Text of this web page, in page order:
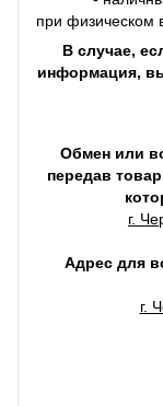
при физическом
В случае,
информация,
Обмен или
передав
г.
Адрес для
г.